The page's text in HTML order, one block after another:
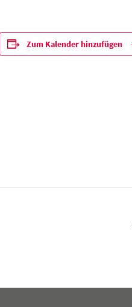
Zum Kalender hinzufügen